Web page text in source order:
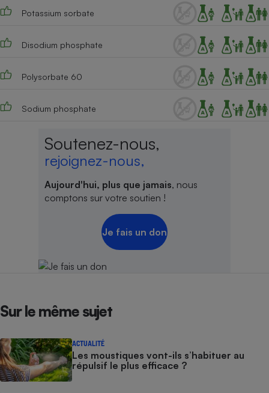
Potassium sorbate
Disodium phosphate
Polysorbate 60
Sodium phosphate
Soutenez-nous,
rejoignez-nous,
Aujourd'hui, plus que jamais, nous
comptons sur votre soutien !
Je fais un don
Sur le même sujet
ACTUALITÉ
Les moustiques vont-ils s’habituer au
répulsif le plus efficace ?